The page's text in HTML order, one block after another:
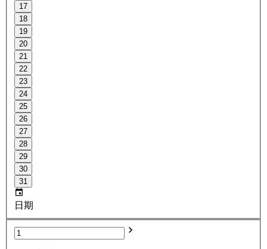
17
18
19
20
21
22
23
24
25
26
27
28
29
30
31
日期